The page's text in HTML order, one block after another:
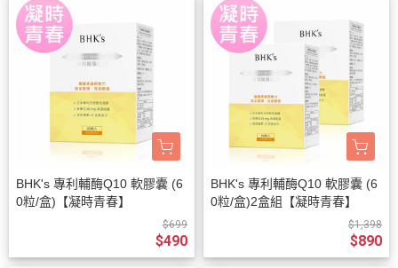
BHK's 專利輔酶Q10 軟膠囊 (6
0粒/盒)【凝時青春】
$699
$490
BHK's 專利輔酶Q10 軟膠囊 (6
0粒/盒)2盒組【凝時青春】
$1,398
$890